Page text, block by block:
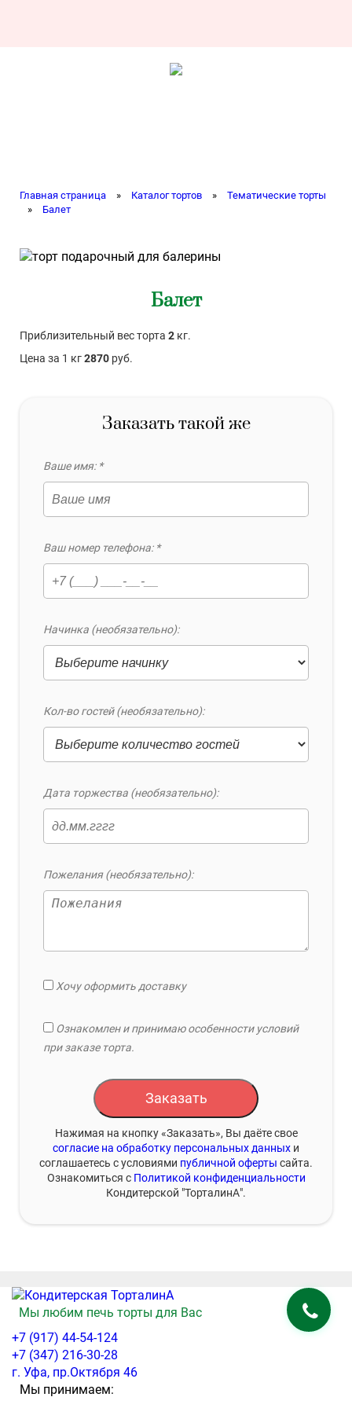
Главная страница » Каталог тортов »
Тематические торты
»
Балет
Балет
Приблизительный вес торта 2 кг.
Цена за 1 кг2870 руб.
Заказать такой же
Ваше имя: *
Ваш номер телефона: *
Начинка (необязательно):
Кол-во гостей (необязательно):
Дата торжества (необязательно):
Пожелания (необязательно):
Хочу оформить доставку
Ознакомлен и принимаю особенности условий
при заказе торта.
Заказать
Нажимая на кнопку «Заказать», Вы даёте свое
согласие на обработку персональных данных и
соглашаетесь с условиями публичной оферты сайта.
Ознакомиться с Политикой конфиденциальности
Кондитерской "ТорталинА".
Мы любим печь торты для Вас
+7 (917) 44-54-124
+7 (347) 216-30-28
г. Уфа, пр.Октября 46
Мы принимаем: